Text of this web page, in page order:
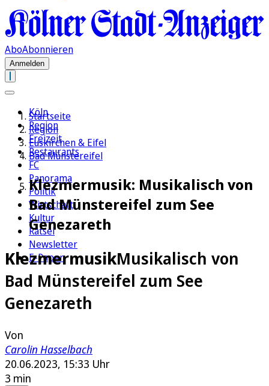
AboAbonnieren
Anmelden
Köln
Region
Freizeit
Restaurants
FC
Panorama
Politik
Wirtschaft
Kultur
Rätsel
Newsletter
E-Paper
Startseite
Region
Euskirchen & Eifel
Bad Münstereifel
Klezmermusik: Musikalisch von
Bad Münstereifel zum See
Genezareth
KlezmermusikMusikalisch von
Bad Münstereifel zum See
Genezareth
Von
Carolin Hasselbach
20.06.2023, 15:33 Uhr
3 min